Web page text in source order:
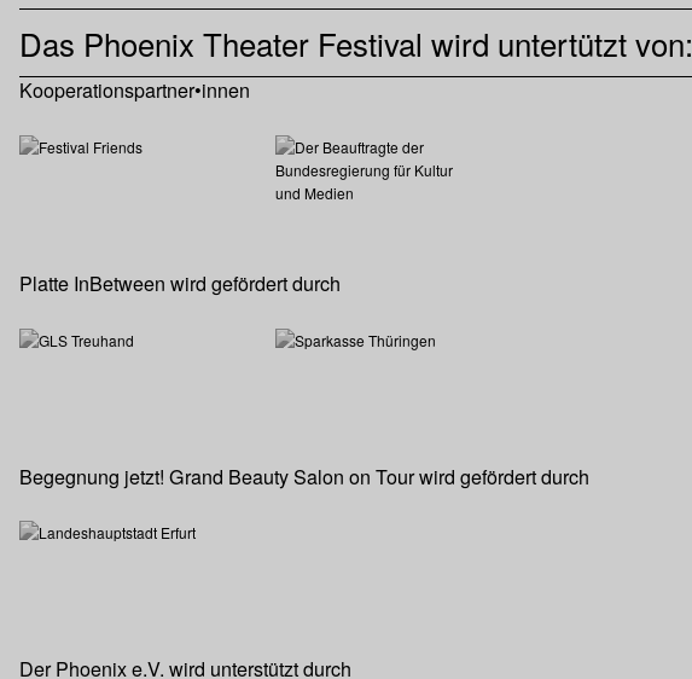
Das Phoenix Theater Festival wird untertützt von:
Kooperationspartner•innen
Platte InBetween wird gefördert durch
Begegnung jetzt! Grand Beauty Salon on Tour wird gefördert durch
Der Phoenix e.V. wird unterstützt durch